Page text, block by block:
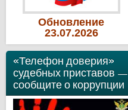
Обновление
23.07.2026
«Телефон доверия»
судебных приставов —
сообщите о коррупции